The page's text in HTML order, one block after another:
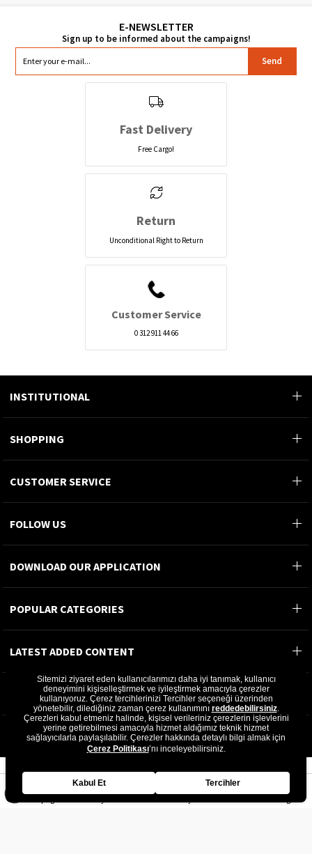
Send
Fast Delivery
Free Cargo!
Return
Unconditional Right to Return
Customer Service
0 312 911 44 66
INSTITUTIONAL
SHOPPING
CUSTOMER SERVICE
FOLLOW US
DOWNLOAD OUR APPLICATION
POPULAR CATEGORIES
LATEST ADDED CONTENT
MOST READ CONTENT
©2024 GÖN DERİ®- All rights reserved.
GÖN DERİ ÜRÜNLERİ A.Ş.
Sitemizi ziyaret eden kullanıcılarımızı daha iyi tanımak, kullanıcı
deneyimini kişiselleştirmek ve iyileştirmek amacıyla çerezler
kullanıyoruz. Çerez tercihlerinizi Tercihler seçeneği üzerinden
yönetebilir, dilediğiniz zaman çerez kullanımını reddedebilirsiniz.
Çerezleri kabul etmeniz halinde, kişisel verileriniz çerezlerin işlevlerini
yerine getirebilmesi amacıyla hizmet aldığımız teknik hizmet
sağlayıcılarla paylaşılabilir. Çerezler hakkında detaylı bilgi almak için
Çerez Politikası’nı inceleyebilirsiniz.
Kabul Et Tercihler